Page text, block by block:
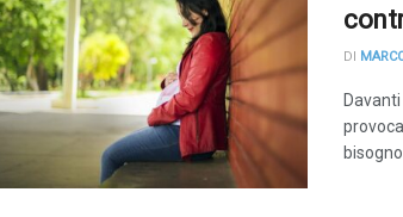
DI